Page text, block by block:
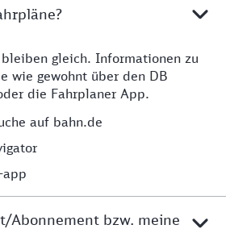
gleich. Informationen zu
wie gewohnt über den DB
die Fahrplaner App.
auf bahn.de
Abonnement bzw. meine